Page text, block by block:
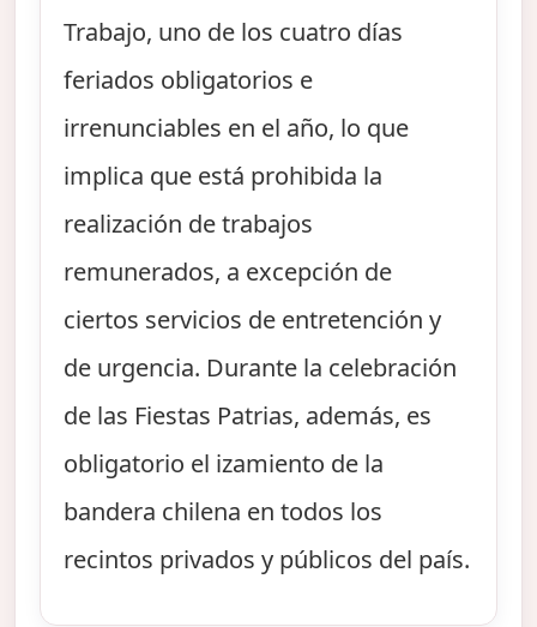
Trabajo, uno de los cuatro días
feriados obligatorios e
irrenunciables en el año, lo que
implica que está prohibida la
realización de trabajos
remunerados, a excepción de
ciertos servicios de entretención y
de urgencia. Durante la celebración
de las Fiestas Patrias, además, es
obligatorio el izamiento de la
bandera chilena en todos los
recintos privados y públicos del país.